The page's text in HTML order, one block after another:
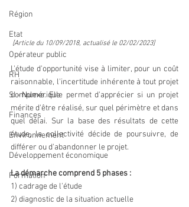
Région
Etat
Opérateur public
RH
SI - Numérique
Finances
Environnement
Développement économique
Formation
[Article du 10/09/2018, actualisé le 02/02/2023]
L'étude d'opportunité vise à limiter, pour un coût
raisonnable, l'incertitude inhérente à tout projet
complexe. Elle permet d'apprécier si un projet
mérite d'être réalisé, sur quel périmètre et dans
quel délai. Sur la base des résultats de cette
étude, la collectivité décide de poursuivre, de
différer ou d'abandonner le projet.
La démarche comprend 5 phases :
1) cadrage de l'étude
2) diagnostic de la situation actuelle